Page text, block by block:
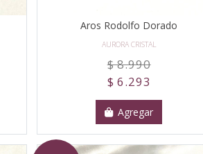
Aros Rodolfo Dorado
AURORA CRISTAL
$ 8.990
$ 6.293
Agregar